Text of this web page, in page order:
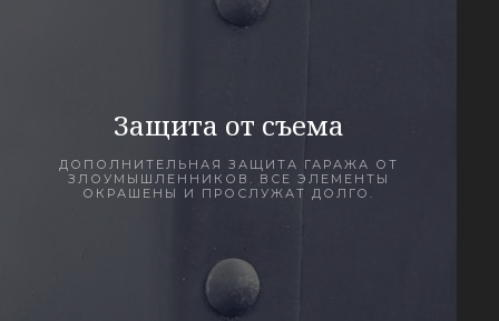
Защита от съема
ДОПОЛНИТЕЛЬНАЯ ЗАЩИТА ГАРАЖА ОТ
ЗЛОУМЫШЛЕННИКОВ. ВСЕ ЭЛЕМЕНТЫ
ОКРАШЕНЫ И ПРОСЛУЖАТ ДОЛГО.